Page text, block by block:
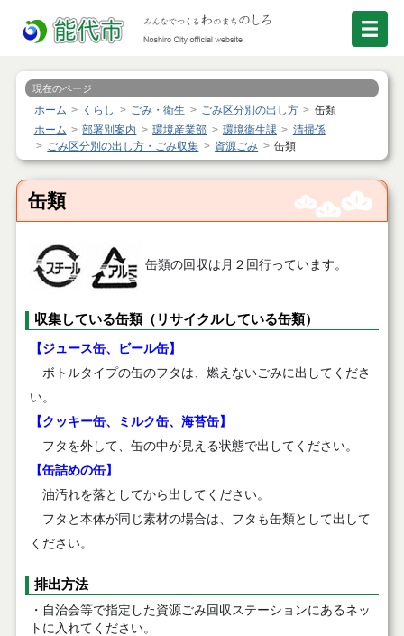
現在のページ
ホーム くらし ごみ・衛生 ごみ区分別の出し方
缶類
ホーム
部署別案内 環境産業部 環境衛生課
清掃係
ごみ区分別の出し方・ごみ収集
資源ごみ 缶類
缶類
缶類の回収は月２回行っています。
収集している缶類（リサイクルしている缶類）
【ジュース缶、ビール缶】
ボトルタイプの缶のフタは、燃えないごみに出してくださ
い。
【クッキー缶、ミルク缶、海苔缶】
フタを外して、缶の中が見える状態で出してください。
【缶詰めの缶】
油汚れを落としてから出してください。
フタと本体が同じ素材の場合は、フタも缶類として出して
ください。
排出方法
・自治会等で指定した資源ごみ回収ステーションにあるネッ
トに入れてください。